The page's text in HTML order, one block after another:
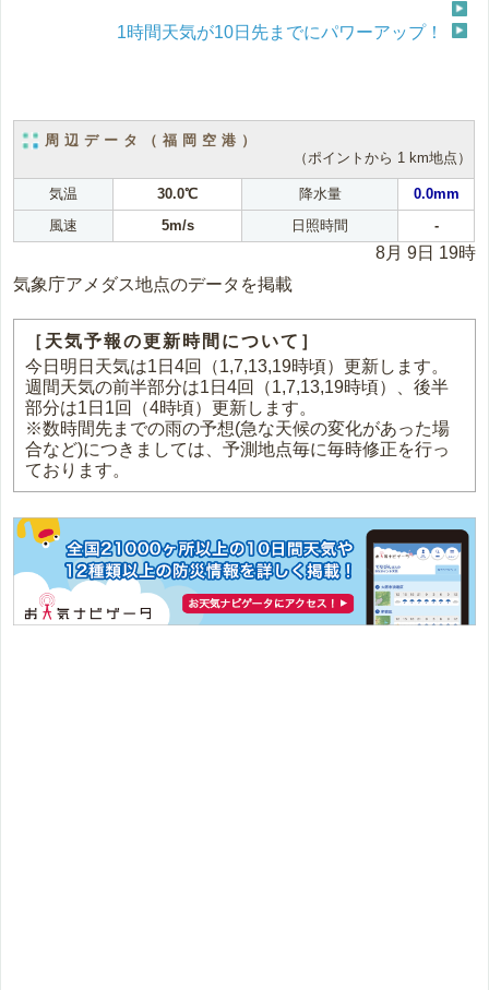
1時間天気が10日先までにパワーアップ！
周辺データ（福岡空港）
（ポイントから 1 km地点）
気温 30.0℃ 降水量
0.0mm
風速
5m/s 日照時間 -
8月 9日 19時
気象庁アメダス地点のデータを掲載
［天気予報の更新時間について］
今日明日天気は1日4回（1,7,13,19時頃）更新します。
週間天気の前半部分は1日4回（1,7,13,19時頃）、後半
部分は1日1回（4時頃）更新します。
※数時間先までの雨の予想(急な天候の変化があった場
合など)につきましては、予測地点毎に毎時修正を行っ
ております。